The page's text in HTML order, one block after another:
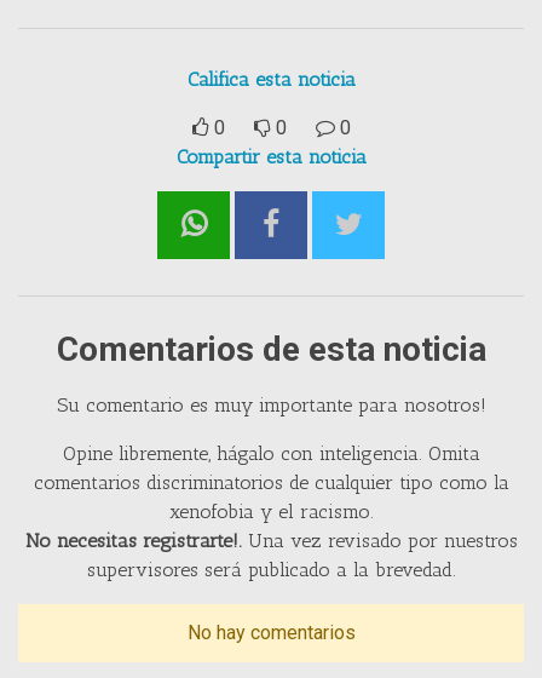
Califica esta noticia
0 0
0
Compartir esta noticia
Comentarios de esta noticia
Su comentario es muy importante para nosotros!
Opine libremente, hágalo con inteligencia. Omita
comentarios discriminatorios de cualquier tipo como la
xenofobia y el racismo.
No necesitas registrarte!.Una vez revisado por nuestros
supervisores será publicado a la brevedad.
No hay comentarios